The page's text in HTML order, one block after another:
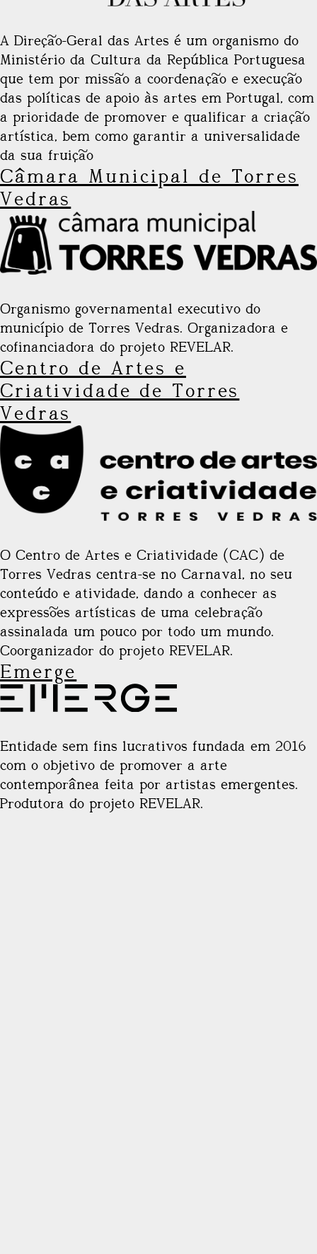
A Direção-Geral das Artes é um organismo do
Ministério da Cultura da República Portuguesa
que tem por missão a coordenação e execução
das políticas de apoio às artes em Portugal, com
a prioridade de promover e qualificar a criação
artística, bem como garantir a universalidade
da sua fruição
Câmara Municipal de Torres
Vedras
Organismo governamental executivo do
município de Torres Vedras. Organizadora e
cofinanciadora do projeto REVELAR.
Centro de Artes e
Criatividade de Torres
Vedras
O Centro de Artes e Criatividade (CAC) de
Torres Vedras centra-se no Carnaval, no seu
conteúdo e atividade, dando a conhecer as
expressões artísticas de uma celebração
assinalada um pouco por todo um mundo.
Coorganizador do projeto REVELAR.
Emerge
Entidade sem fins lucrativos fundada em 2016
com o objetivo de promover a arte
contemporânea feita por artistas emergentes.
Produtora do projeto REVELAR.